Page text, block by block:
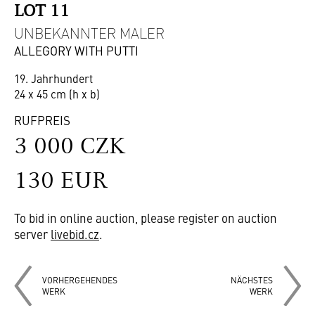
LOT 11
UNBEKANNTER MALER
ALLEGORY WITH PUTTI
19. Jahrhundert
24 x 45 cm (h x b)
RUFPREIS
3 000 CZK
130 EUR
To bid in online auction, please register on auction
server livebid.cz.
VORHERGEHENDES
WERK
NÄCHSTES
WERK